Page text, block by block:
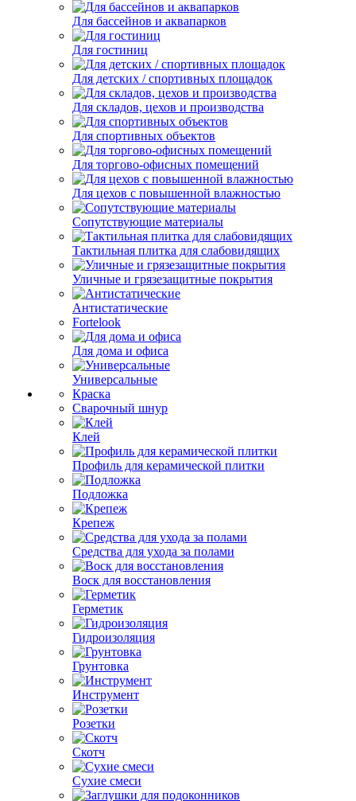
Для бассейнов и аквапарков
Для гостиниц
Для детских / спортивных площадок
Для складов, цехов и производства
Для спортивных объектов
Для торгово-офисных помещений
Для цехов с повышенной влажностью
Сопутствующие материалы
Тактильная плитка для слабовидящих
Уличные и грязезащитные покрытия
Антистатические
Fortelook
Для дома и офиса
Универсальные
Краска
Сварочный шнур
Клей
Профиль для керамической плитки
Подложка
Крепеж
Средства для ухода за полами
Воск для восстановления
Герметик
Гидроизоляция
Грунтовка
Инструмент
Розетки
Скотч
Сухие смеси